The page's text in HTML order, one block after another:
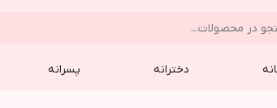
دخترانه پسرانه